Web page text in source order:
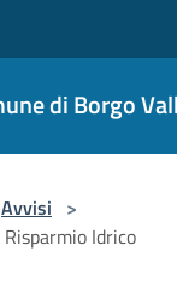
di Borgo
Avvisi >
Risparmio Idrico